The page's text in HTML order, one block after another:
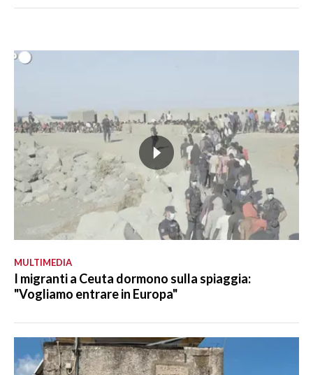
MULTIMEDIA
I migranti a Ceuta dormono sulla spiaggia:
"Vogliamo entrare in Europa"